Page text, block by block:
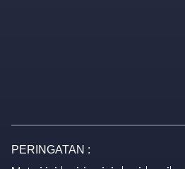
PERINGATAN :